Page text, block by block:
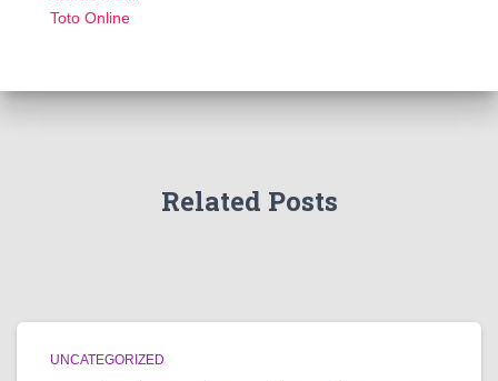
Toto Online
Related Posts
UNCATEGORIZED